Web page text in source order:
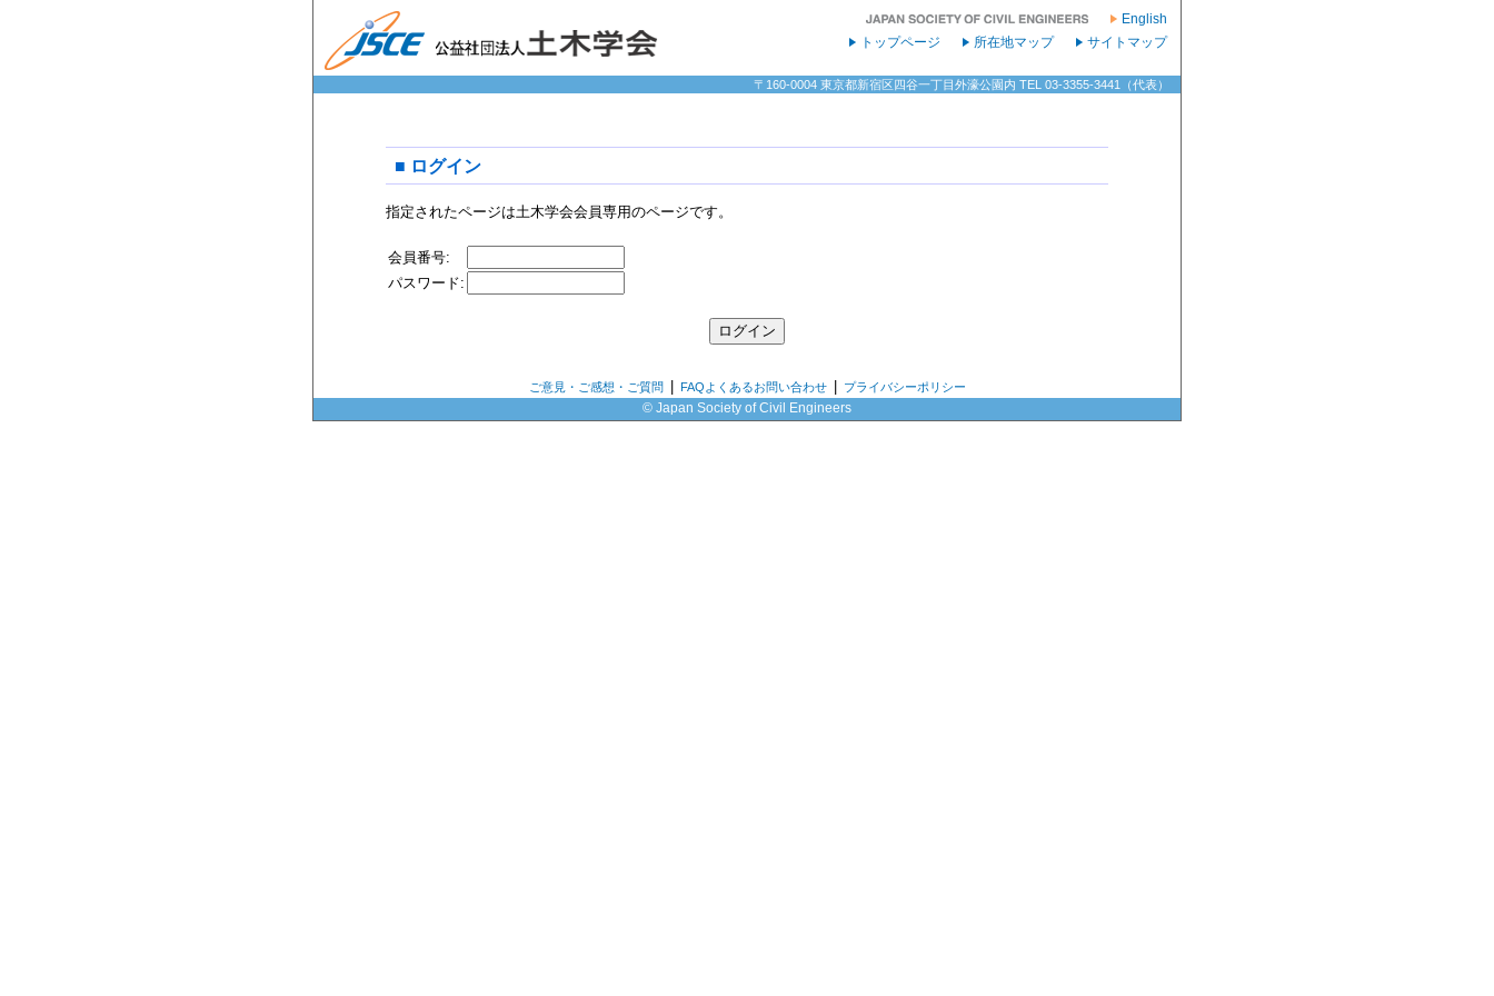
English
サイトマップ
所在地マップ
トップページ
〒160-0004 東京都新宿区四谷一丁目外濠公園内 TEL 03-3355-3441（代表）
■ ログイン
指定されたページは土木学会会員専用のページです。
会員番号:
パスワード:
ご意見・ご感想・ご質問 FAQよくあるお問い合わせ プライバシーポリシー
© Japan Society of Civil Engineers